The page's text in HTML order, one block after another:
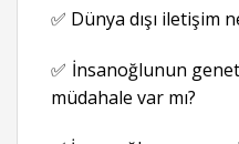
✅ Dünya dışı iletişim
✅ İnsanoğlunun
müdahale var mı?